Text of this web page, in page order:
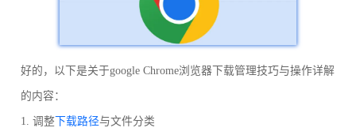
好的，以下是关于google Chrome浏览器下载管理技巧与操作详解
的内容：
1. 调整下载路径与文件分类